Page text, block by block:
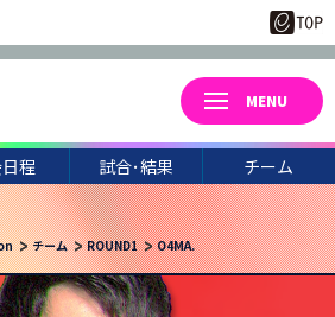
程 試合･結果
月20日(金･祝)
チーム
HIBIKI
チーム ROUND1 O4MA.